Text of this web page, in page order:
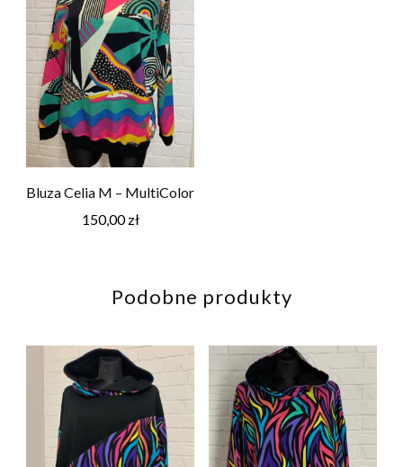
Bluza Celia M – MultiColor
150,00zł
Podobne produkty